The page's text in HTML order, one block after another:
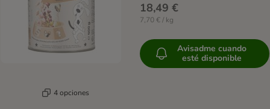
4 opciones
18,49 €
7,70 € / kg
Avisadme cuando
esté disponible